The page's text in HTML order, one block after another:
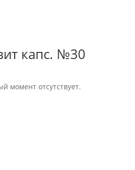
капс. №30
момент отсутствует.